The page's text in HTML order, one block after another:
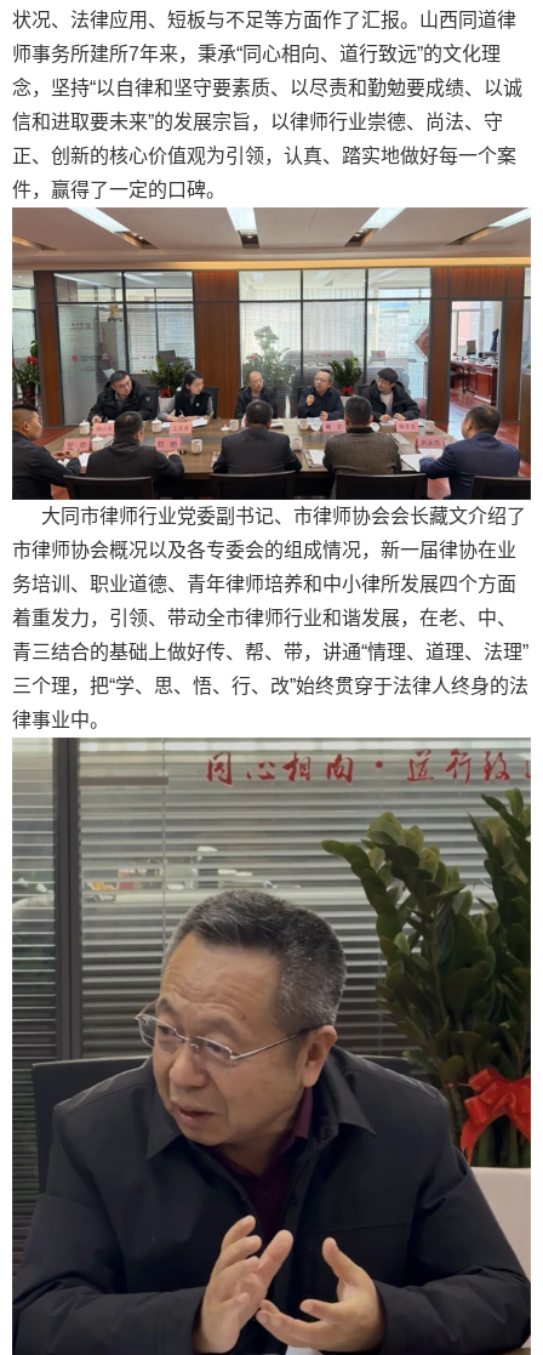
状况、法律应用、短板与不足等方面作了汇报。山西同道律
师事务所建所7年来，秉承“同心相向、道行致远”的文化理
念，坚持“以自律和坚守要素质、以尽责和勤勉要成绩、以诚
信和进取要未来”的发展宗旨，以律师行业崇德、尚法、守
正、创新的核心价值观为引领，认真、踏实地做好每一个案
件，赢得了一定的口碑。
大同市律师行业党委副书记、市律师协会会长藏文介绍了
市律师协会概况以及各专委会的组成情况，新一届律协在业
务培训、职业道德、青年律师培养和中小律所发展四个方面
着重发力，引领、带动全市律师行业和谐发展，在老、中、
青三结合的基础上做好传、帮、带，讲通“情理、道理、法理”
三个理，把“学、思、悟、行、改”始终贯穿于法律人终身的法
律事业中。